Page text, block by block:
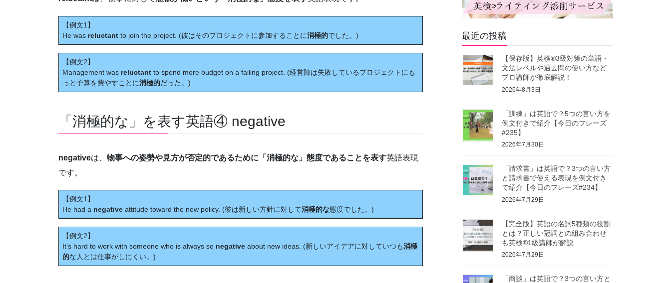
【例文1】
He was reluctant to join the project. (彼はそのプロジェクトに参加することに消極的でした。)
【例文2】
Management was reluctant to spend more budget on a failing project. (経営陣は失敗しているプロジェクトにも
っと予算を費やすことに消極的だった。)
「消極的な」を表す英語④ negative
negativeは、 物事への姿勢や見方が否定的であるために「消極的な」態度であることを表す英語表現
です。
【例文1】
He had a negative attitude toward the new policy. (彼は新しい方針に対して消極的な態度でした。)
【例文2】
It’s hard to work with someone who is always so negative about new ideas. (新しいアイデアに対していつも消極
的な人とは仕事がしにくい。)
最近の投稿
【保存版】英検®3級対策の単語・
文法レベルや過去問の使い方など
プロ講師が徹底解説！
2026年8月3日
「訓練」は英語で？5つの言い方を
例文付きで紹介【今日のフレーズ
#235】
2026年7月30日
「請求書」は英語で？3つの言い方
と請求書で使える表現を例文付き
で紹介【今日のフレーズ#234】
2026年7月29日
【完全版】英語の名詞5種類の役割
とは？正しい冠詞との組み合わせ
も英検®1級講師が解説
2026年7月29日
「商談」は英語で？3つの言い方と